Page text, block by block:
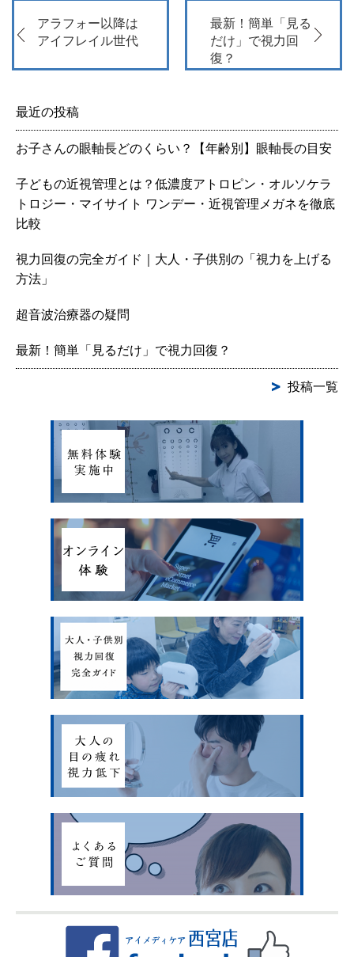
アラフォー以降は
アイフレイル世代
最新！簡単「見る
だけ」で視力回
復？
最近の投稿
お子さんの眼軸長どのくらい？【年齢別】眼軸長の目安
子どもの近視管理とは？低濃度アトロピン・オルソケラ
トロジー・マイサイト ワンデー・近視管理メガネを徹底
比較
視力回復の完全ガイド｜大人・子供別の「視力を上げる
方法」
超音波治療器の疑問
最新！簡単「見るだけ」で視力回復？
投稿一覧